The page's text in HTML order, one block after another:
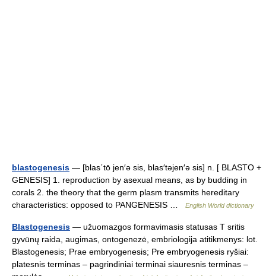
blastogenesis — [blas΄tō jen′ə sis, blas′təjen′ə sis] n. [ BLASTO +
GENESIS] 1. reproduction by asexual means, as by budding in
corals 2. the theory that the germ plasm transmits hereditary
characteristics: opposed to PANGENESIS …
English World dictionary
Blastogenesis — užuomazgos formavimasis statusas T sritis
gyvūnų raida, augimas, ontogenezė, embriologija atitikmenys: lot.
Blastogenesis; Prae embryogenesis; Pre embryogenesis ryšiai:
platesnis terminas – pagrindiniai terminai siauresnis terminas –